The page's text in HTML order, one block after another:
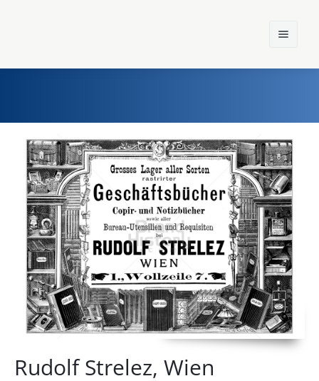
Home
Einst und Heute
Marken
Konzerne
Epoche
Rudolf Strelez, Wien